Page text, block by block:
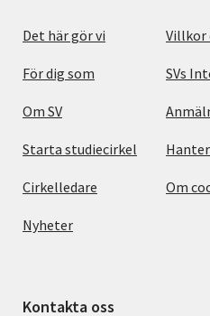
Det här gör vi
För dig som
Om SV
Starta studiecirkel
Cirkelledare
Nyheter
Villkor
SVs
Om
Kontakta oss